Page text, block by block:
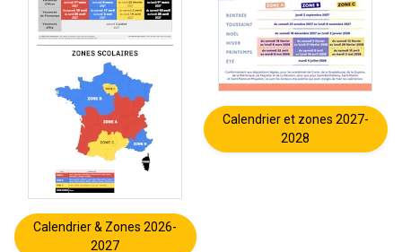
Calendrier & Zones 2026-
2027
Calendrier et zones 2027-
2028